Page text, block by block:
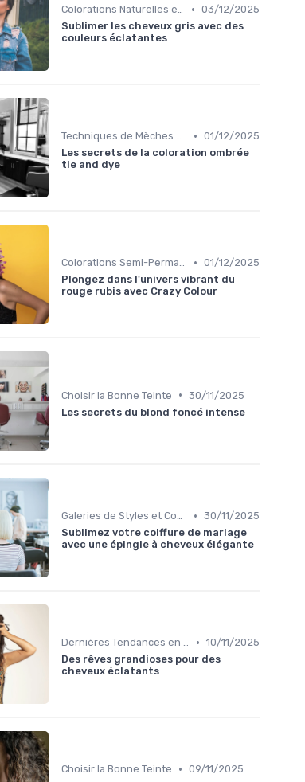
Colorations Naturelles et Bio • 03/12/2025
Sublimer les cheveux gris avec des
couleurs éclatantes
Techniques de Mèches et Balayage • 01/12/2025
Les secrets de la coloration ombrée
tie and dye
Colorations Semi-Permanentes • 01/12/2025
Plongez dans l'univers vibrant du
rouge rubis avec Crazy Colour
Choisir la Bonne Teinte • 30/11/2025
Les secrets du blond foncé intense
Galeries de Styles et Couleurs • 30/11/2025
Sublimez votre coiffure de mariage
avec une épingle à cheveux élégante
Dernières Tendances en Coloration • 10/11/2025
Des rêves grandioses pour des
cheveux éclatants
Choisir la Bonne Teinte • 09/11/2025